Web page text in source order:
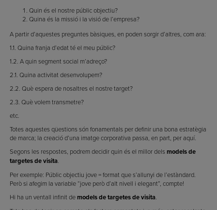
Quin és el nostre públic objectiu?
Quina és la missió i la visió de l’empresa?
A partir d’aquestes preguntes bàsiques, en poden sorgir d’altres, com ara:
1.1. Quina franja d’edat té el meu públic?
1.2. A quin segment social m’adreço?
2.1. Quina activitat desenvolupem?
2.2. Què espera de nosaltres el nostre target?
2.3. Què volem transmetre?
etc.
Totes aquestes qüestions són fonamentals per definir una bona estratègia
de marca; la creació d’una imatge corporativa passa, en part, per aquí.
Segons les respostes, podrem decidir quin és el millor dels models de
targetes de visita
Per exemple: Públic objectiu jove = format que s’allunyi de l’estàndard.
Però si afegim la variable “jove però d’alt nivell i elegant”, compte!
Hi ha un ventall infinit de models de targetes de visita